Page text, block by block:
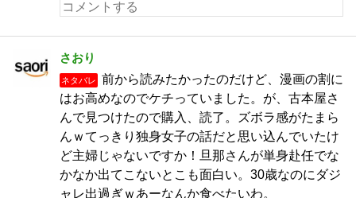
さおり
ネタバレ
前から読みたかったのだけど、漫画の割に
はお高めなのでケチっていました。が、古本屋さ
んで見つけたので購入、読了。ズボラ感がたまら
んｗてっきり独身女子の話だと思い込んでいたけ
ど主婦じゃないですか！旦那さんが単身赴任でな
かなか出てこないとこも面白い。30歳なのにダジ
ャレ出過ぎｗあーなんか食べたいわ。